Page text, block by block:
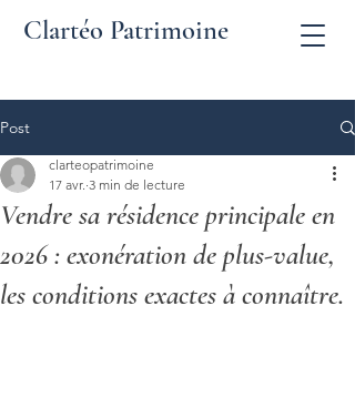
Clartéo Patrimoine
Post
Vendre sa résidence principale en
2026 : exonération de plus-value,
les conditions exactes à connaître.
clarteopatrimoine
17 avr. 3 min de lecture